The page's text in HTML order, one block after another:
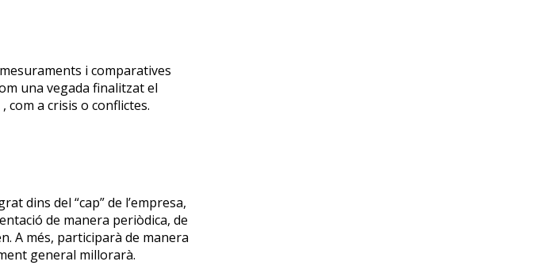
i comparatives
una vegada finalitzat el
com a crisis o conflictes.
dins del “cap” de l’empresa,
de manera periòdica, de
A més, participarà de manera
general millorarà.